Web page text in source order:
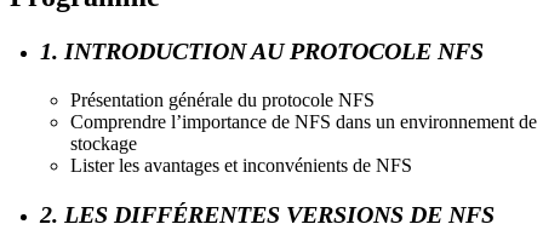
1. INTRODUCTION AU PROTOCOLE NFS
Présentation générale du protocole NFS
Comprendre l’importance de NFS dans un environnement de
stockage
Lister les avantages et inconvénients de NFS
2. LES DIFFÉRENTES VERSIONS DE NFS